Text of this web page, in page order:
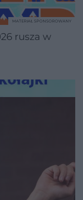
rusza w
MATERIAŁ SPONSOROWANY